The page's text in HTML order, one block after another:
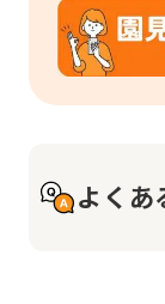
よくあ